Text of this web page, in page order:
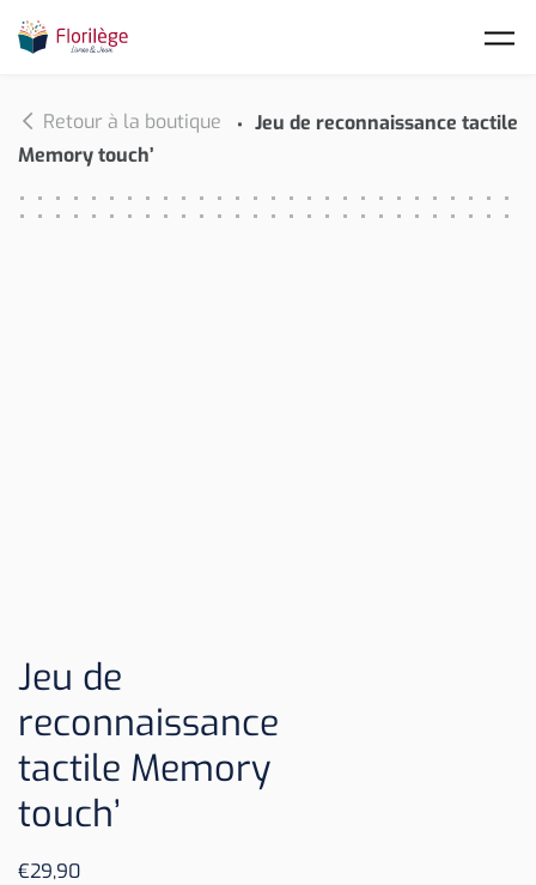
Retour à la boutique
Jeu de reconnaissance tactile
Memory touch’
Jeu de
reconnaissance
tactile Memory
touch’
€29,90